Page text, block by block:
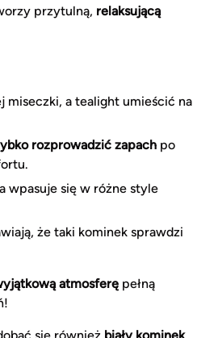
przytulną, relaksującą
miseczki, a tealight umieścić na
rozprowadzić zapach po
wpasuje się w różne style
że taki kominek sprawdzi
atmosferę pełną